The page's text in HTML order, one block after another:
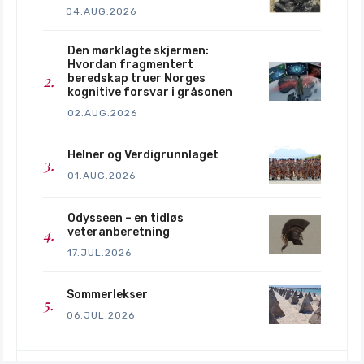
basestruktur 1990–2018
https://hdl.handle.net/10037/13681
invasion of Ukraine: February–July 2022
https://static.rusi.org/special-
https://fhs.brage.unit.no/fhs-
xmlui/bitstream/handle/11250/2990347/IF
04.AUG.2026
Den mørklagte skjermen:
Hvordan fragmentert
beredskap truer Norges
kognitive forsvar i gråsonen
02.AUG.2026
Helner og Verdigrunnlaget
01.AUG.2026
Odysseen – en tidløs
veteranberetning
17.JUL.2026
Sommerlekser
06.JUL.2026